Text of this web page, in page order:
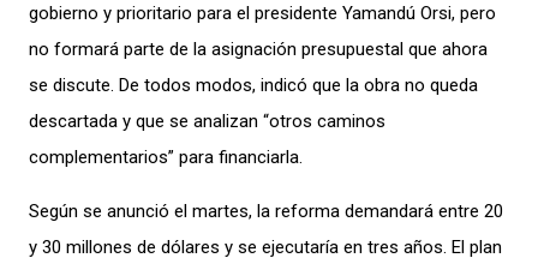
gobierno y prioritario para el presidente Yamandú Orsi, pero
no formará parte de la asignación presupuestal que ahora
se discute. De todos modos, indicó que la obra no queda
descartada y que se analizan “otros caminos
complementarios” para financiarla.
Según se anunció el martes, la reforma demandará entre 20
y 30 millones de dólares y se ejecutaría en tres años. El plan